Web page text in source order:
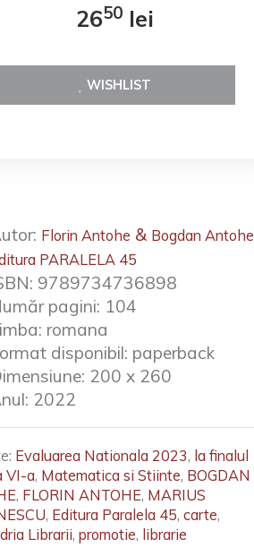
2650lei
WISHLIST
Florin Antohe
Bogdan Antohe
PARALELA 45
9789734736898
pagini: 104
romana
disponibil: paperback
200 x 260
2022
Evaluarea Nationala 2023, la finalul
VI-a, Matematica si Stiinte, BOGDAN
, FLORIN ANTOHE, MARIUS
, Editura Paralela 45, carte,
Librarii, promotie, librarie